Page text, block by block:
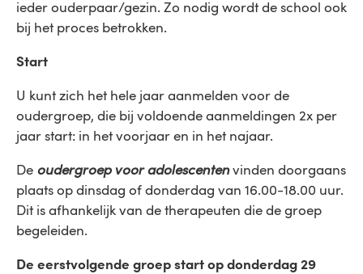
ieder ouderpaar/gezin. Zo nodig wordt de school ook
bij het proces betrokken.
Start
U kunt zich het hele jaar aanmelden voor de
oudergroep, die bij voldoende aanmeldingen 2x per
jaar start: in het voorjaar en in het najaar.
De oudergroep voor adolescentenvinden doorgaans
plaats op dinsdag of donderdag van 16.00-18.00 uur.
Dit is afhankelijk van de therapeuten die de groep
begeleiden.
De eerstvolgende groep start op donderdag 29